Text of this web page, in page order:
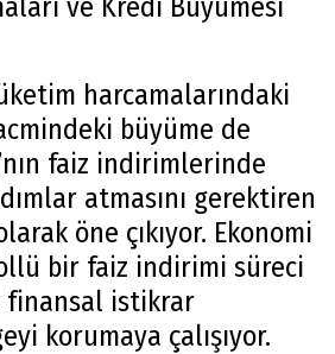
ve Kredi Büyümesi
harcamalarındaki
büyüme de
faiz indirimlerinde
atmasını gerektiren
öne çıkıyor. Ekonomi
bir faiz indirimi süreci
finansal istikrar
korumaya çalışıyor.